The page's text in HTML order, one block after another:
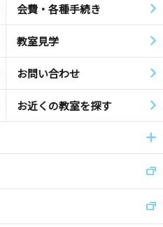
会費・各種手続き
教室見学
お問い合わせ
お近くの教室を探す